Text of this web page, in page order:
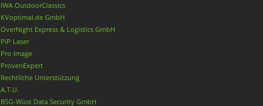
IWA OutdoorClassics
KVoptimal.de GmbH
OverNight Express & Logistics GmbH
PiP Laser
Pro Image
ProvenExpert
Rechtliche Unterstützung
A.T.U.
BSG-Wüst Data Security GmbH